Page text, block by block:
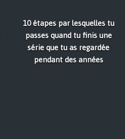
10 étapes par lesquelles tu
passes quand tu finis une
série que tu as regardée
pendant des années